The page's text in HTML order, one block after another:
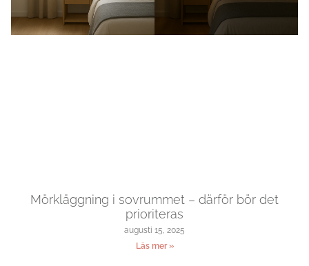
Mörkläggning i sovrummet – därför bör det
prioriteras
augusti 15, 2025
Läs mer »